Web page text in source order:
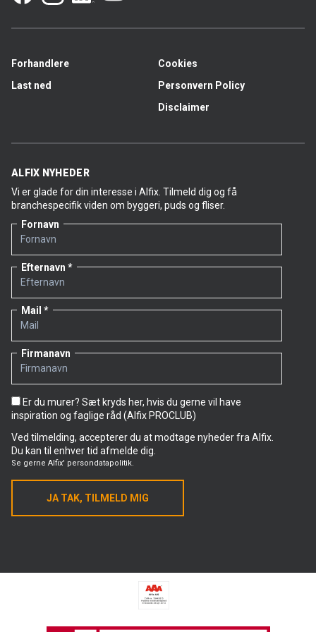
Forhandlere
Last ned
Cookies
Personvern Policy
Disclaimer
ALFIX NYHEDER
Vi er glade for din interesse i Alfix. Tilmeld dig og få
branchespecifik viden om byggeri, puds og fliser.
Fornavn
Efternavn
Mail
Firmanavn
Er du murer? Sæt kryds her, hvis du gerne vil have
inspiration og faglige råd (Alfix PROCLUB)
Ved tilmelding, accepterer du at modtage nyheder fra Alfix.
Du kan til enhver tid afmelde dig.
Se gerne Alfix' persondatapolitik.
JA TAK, TILMELD MIG